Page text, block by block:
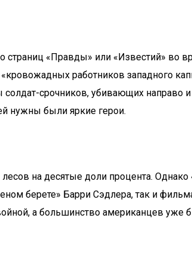
«Правды» или «Известий» во
работников западного
срочников, убивающих
нужны были яркие герои.
на десятые доли процента.
берете» Барри Сэдлера, так и
а большинство американцев уже